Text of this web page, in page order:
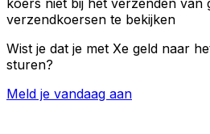
koers niet bij het verzenden van
verzendkoersen te bekijken
Wist je dat je met Xe geld naar
sturen?
Meld je vandaag aan